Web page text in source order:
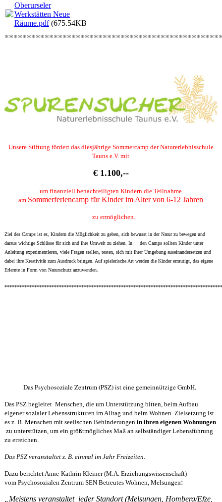
Oberurseler
Werkstätten Neue
Räume.pdf(675.54KB)
Unsere Stiftung fördert das diesjährige Sommercamp derNaturerlebnisschule
Tauns e.V. mit
€ 1.100,--
um finanziell benachteiligten Kindern die Teilnahme
am Sommerferiencamp für Kinder im Alter von 6-12 Jahren
zu ermöglichen.
Ziel des Camps ist es, Kindern die Möglichkeit zu geben, sich bewusst in der Natur zu bewegen und
daraus wichtige Schlüsse für sich und ihre Umwelt zu ziehen. In den Camps sollten Kinder unter
Anleitung experimentieren, viele Fragen stellen, testen, sich mit ihrer Umgebung auseinandersetzen und
dabei ihre Kreativität zum Ausdruck bringen. Auf spielerische Art werden die Kinder ermutigt, das eigene
Erlernte in Form von Naturschutz anzuwenden.
Das Psychosoziale Zentrum (PSZ) ist eine gemeinnützige GmbH.
Das PSZ begleitet Menschen, die um Unterstützung bitten, beim Aufbau
eigener sozialer Lebensstrukturen im Alltag und beim Wohnen. Zielsetzung ist
es z. B. Menschen mit seelischen Behinderungen in ihren eigenen Wohnungen
zu unterstützen, um ein größtmögliches Maß an selbständiger Lebensführung
zu erreichen.
Das PSZ veranstaltet z. B. einmal im Jahr Freizeiten.
Dazu berichtet Anne-Kathrin Kleiner (M.A. Erziehungswissenschaft)
vom Psychosozialen Zentrum SEN Betreutes Wohnen, Melsungen:
„Meistens veranstaltet jeder Standort (Melsungen, Homberg/Efze,